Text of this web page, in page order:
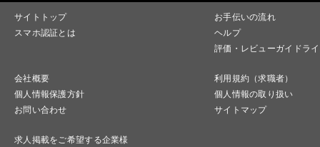
サイトトップ
お手伝いの流れ
スマホ認証とは
ヘルプ
評価・レビューガイドラ
会社概要
利用規約（求職者）
個人情報保護方針
個人情報の取り扱い
お問い合わせ
サイトマップ
求人掲載をご希望する企業様